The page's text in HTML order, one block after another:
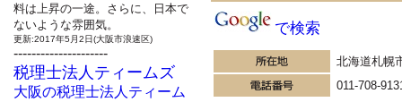
料は上昇の一途。さらに、日本で
ないような雰囲気。
更新:2017年5月2日(大阪市浪速区)
---------------------
税理士法人ティームズ
大阪の税理士法人ティーム
で検索
北海道札幌
011-708-